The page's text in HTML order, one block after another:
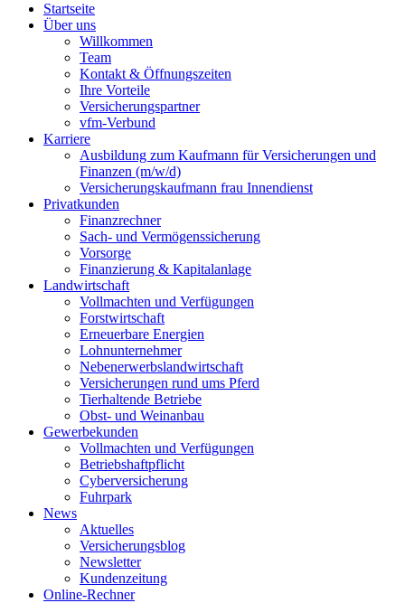
Startseite
Über uns
Willkommen
Team
Kontakt & Öffnungszeiten
Ihre Vorteile
Versicherungspartner
vfm-Verbund
Karriere
Ausbildung zum Kaufmann für Versicherungen und
Finanzen (m/w/d)
Versicherungskaufmann frau Innendienst
Privatkunden
Finanzrechner
Sach- und Vermögenssicherung
Vorsorge
Finanzierung & Kapitalanlage
Landwirtschaft
Vollmachten und Verfügungen
Forstwirtschaft
Erneuerbare Energien
Lohnunternehmer
Nebenerwerbslandwirtschaft
Versicherungen rund ums Pferd
Tierhaltende Betriebe
Obst- und Weinanbau
Gewerbekunden
Vollmachten und Verfügungen
Betriebshaftpflicht
Cyberversicherung
Fuhrpark
News
Aktuelles
Versicherungsblog
Newsletter
Kundenzeitung
Online-Rechner